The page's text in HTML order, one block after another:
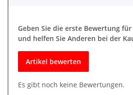
Geben Sie die erste Bewertung
und helfen Sie Anderen bei der
Artikel bewerten
Es gibt noch keine Bewertungen.